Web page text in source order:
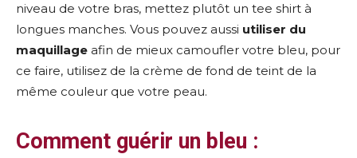
niveau de votre bras, mettez plutôt un tee shirt à
longues manches. Vous pouvez aussi utiliser du
maquillage afin de mieux camoufler votre bleu, pour
ce faire, utilisez de la crème de fond de teint de la
même couleur que votre peau.
Comment guérir un bleu :